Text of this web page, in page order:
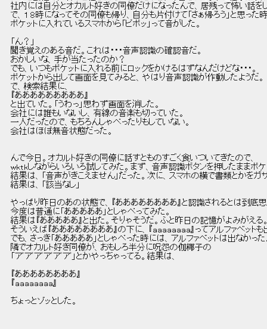
社内には自分とオカルト好きの同僚だけになったんで、居残って怖い話を
で、１８時になってその同僚も帰り、自分も片付けて「さぁ帰ろう」と思った
ポケットに入れているスマホから「ピポッ」って音がした。
「ん？」
聞き覚えのある音だ。これは・・・音声認識の確認音だ。
おかしいな、手が当たったのか？
でも、いつもポケットに入れる前にロックをかけるはずなんだけどな・・・。
ポケットから出して画面を見てみると、やはり音声認識が作動したようだ。
で、検索結果に、
『あああああああああ』
と出ていた。「うわっ」思わず画面を消した。
会社には誰もいないし、有線の音楽も切っていた。
一人だったので、もちろんしゃべったりもしていない。
会社はほぼ無音状態だった。
んで今日。オカルト好きの同僚に話すとものすごく食いついてきたので、
wktkしながらいろいろ試してみた。まず、音声認識ボタンを押したままポ
結果は、「音声がきこえません」だった。次に、スマホの横で書類とかをガ
結果は、「該当なし」
やっぱり昨日のあの状態で、『ああああああああ』と認識されるとは到底
今度は普通に「あああああ」としゃべってみた。
結果は『あああああ』と出た。そりゃそうだ。ふと昨日の記憶がよみがえる
そういえば『ああああああああ』の下に、『ａａａａａａａａ』ってアルファベット
でも、さっき「あああああ」としゃべった時には、アルファベットは出なかっ
隣でオカルト好き同僚が、おもしろ半分に呪怨の伽椰子の
「アﾞアﾞアﾞアﾞアﾞアﾞ」とかやっちゃってる。結果は、
『ああああああああ』
『ａａａａａａａａ』
ちょっとゾッとした。